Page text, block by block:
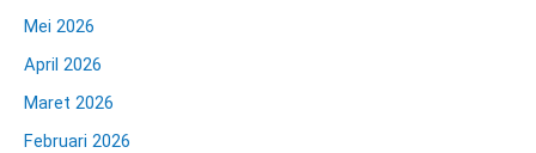
Mei 2026
April 2026
Maret 2026
Februari 2026